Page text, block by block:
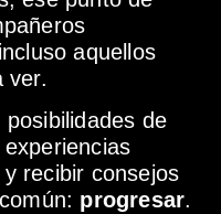
aquellos
ver.
de
recibir consejos
progresar.